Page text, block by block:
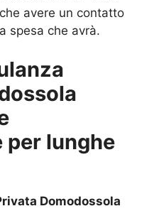
avere un contatto
spesa che avrà.
lunghe
Domodossola